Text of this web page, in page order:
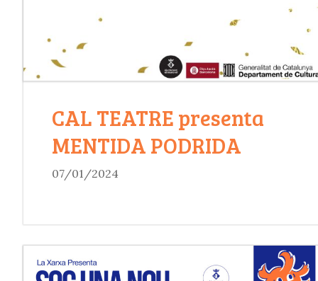
CAL TEATRE presenta
MENTIDA PODRIDA
07/01/2024